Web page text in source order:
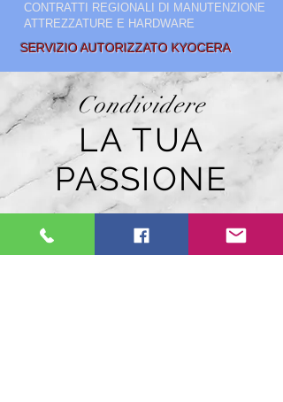
SERVIZIO AUTORIZZATO KYOCERA
CONTRATTI REGIONALI DI MANUTENZIONE
ATTREZZATURE E HARDWARE
VENDITA E
LOCAZIONE
Condividere
LA TUA
PASSIONE